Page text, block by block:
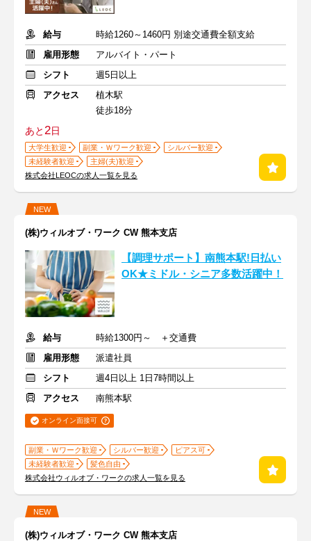
給与
時給1260～1460円 別途交通費全額支給
雇用形態
アルバイト・パート
シフト
週5日以上
アクセス
植木駅
徒歩18分
あと2日
大学生歓迎 副業・Ｗワーク歓迎
シルバー歓迎
未経験者歓迎
主婦(夫)歓迎
株式会社LEOCの求人一覧を見る
NEW
(株)ウィルオブ・ワーク CW 熊本支店
【調理サポート】南熊本駅!日払い
OK★ミドル・シニア多数活躍中！
給与
時給1300円～ ＋交通費
雇用形態
派遣社員
シフト
週4日以上 1日7時間以上
アクセス
南熊本駅
オンライン面接可
副業・Ｗワーク歓迎 シルバー歓迎
ピアス可
未経験者歓迎
髪色自由
株式会社ウィルオブ・ワークの求人一覧を見る
NEW
(株)ウィルオブ・ワーク CW 熊本支店